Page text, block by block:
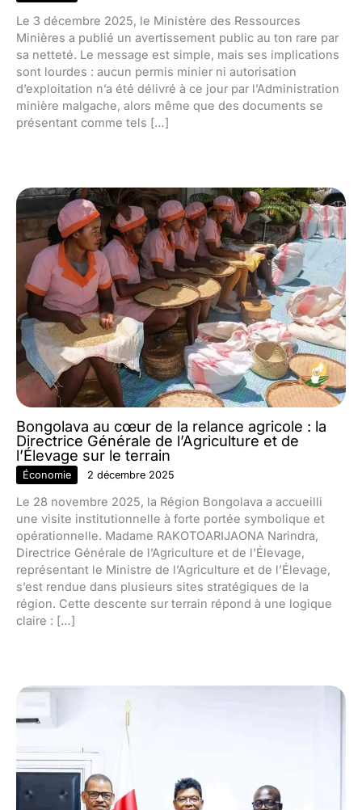
Le 3 décembre 2025, le Ministère des Ressources
Minières a publié un avertissement public au ton rare par
sa netteté. Le message est simple, mais ses implications
sont lourdes : aucun permis minier ni autorisation
d’exploitation n’a été délivré à ce jour par l’Administration
minière malgache, alors même que des documents se
présentant comme tels […]
Bongolava au cœur de la relance agricole : la
Directrice Générale de l’Agriculture et de
l’Élevage sur le terrain
Économie 2 décembre 2025
Le 28 novembre 2025, la Région Bongolava a accueilli
une visite institutionnelle à forte portée symbolique et
opérationnelle. Madame RAKOTOARIJAONA Narindra,
Directrice Générale de l’Agriculture et de l’Élevage,
représentant le Ministre de l’Agriculture et de l’Élevage,
s’est rendue dans plusieurs sites stratégiques de la
région. Cette descente sur terrain répond à une logique
claire : […]